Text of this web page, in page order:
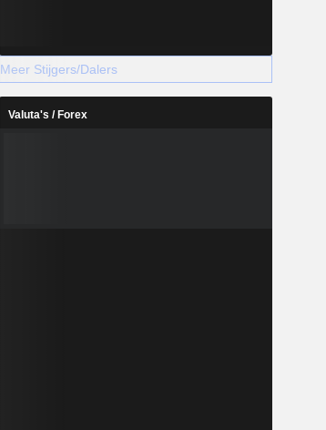
Meer Stijgers/Dalers
Valuta's / Forex